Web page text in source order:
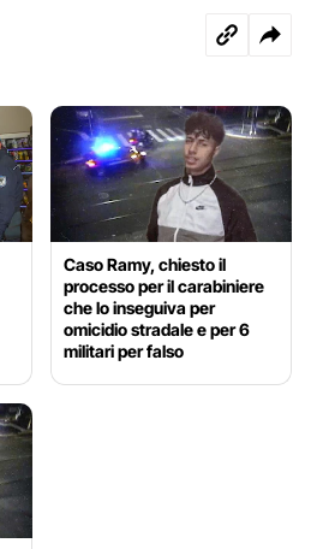
Caso Ramy, chiesto il
processo per il carabiniere
che lo inseguiva per
omicidio stradale e per 6
militari per falso